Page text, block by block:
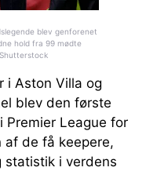
blev genforenet
hold fra 99 mødte
i Aston Villa og
blev den første
Premier League for
af de få keepere,
statistik i verdens